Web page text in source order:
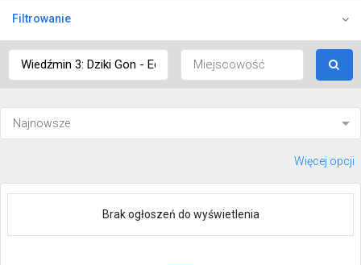
Filtrowanie
Więcej opcji
Brak ogłoszeń do wyświetlenia